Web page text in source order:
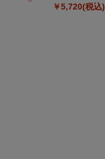
￥5,720(税込)